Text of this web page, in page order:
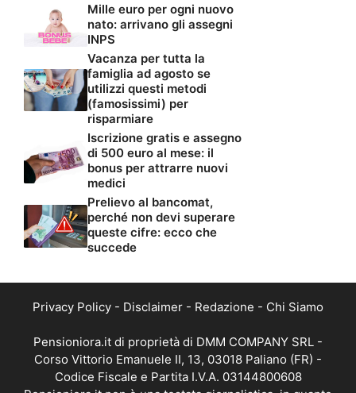
Mille euro per ogni nuovo
nato: arrivano gli assegni
INPS
Vacanza per tutta la
famiglia ad agosto se
utilizzi questi metodi
(famosissimi) per
risparmiare
Iscrizione gratis e assegno
di 500 euro al mese: il
bonus per attrarre nuovi
medici
Prelievo al bancomat,
perché non devi superare
queste cifre: ecco che
succede
Privacy Policy - Disclaimer - Redazione - Chi Siamo
Pensioniora.it di proprietà di DMM COMPANY SRL -
Corso Vittorio Emanuele II, 13, 03018 Paliano (FR) -
Codice Fiscale e Partita I.V.A. 03144800608